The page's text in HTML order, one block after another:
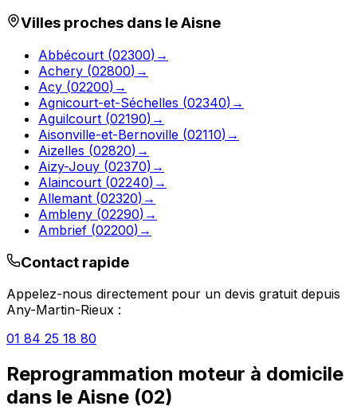
Villes proches dans leAisne
Abbécourt (02300) →
Achery (02800) →
Acy (02200) →
Agnicourt-et-Séchelles (02340) →
Aguilcourt (02190) →
Aisonville-et-Bernoville (02110) →
Aizelles (02820) →
Aizy-Jouy (02370) →
Alaincourt (02240) →
Allemant (02320) →
Ambleny (02290) →
Ambrief (02200) →
Contact rapide
Appelez-nous directement pour un devis gratuit depuis
Any-Martin-Rieux :
01 84 25 18 80
Reprogrammation moteur à domicile
dans le Aisne (02)